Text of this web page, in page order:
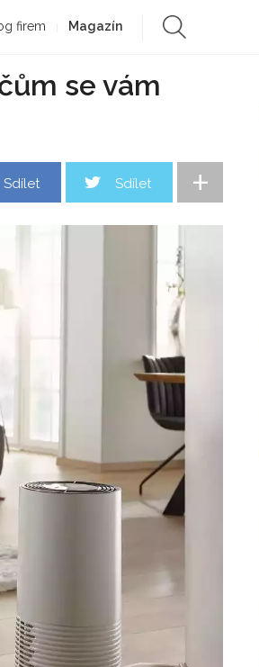
firem Magazín
se vám
Sdílet Sdílet +